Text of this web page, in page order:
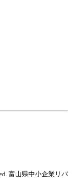
富山県中小企業リバ